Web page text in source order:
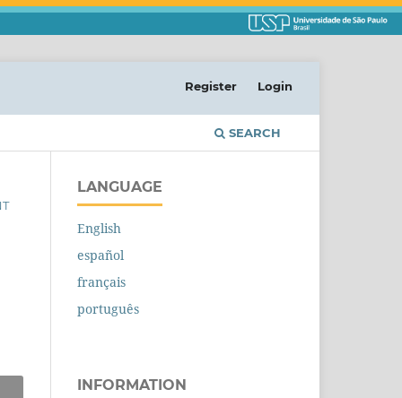
SEARCH
Register Login
LANGUAGE
English
español
français
português
INFORMATION